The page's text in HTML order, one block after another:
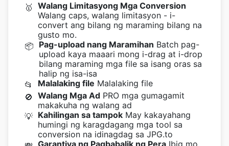
🥇 Walang Limitasyong Mga Conversion
Walang caps, walang limitasyon - i-
convert ang bilang ng maraming bilang na
gusto mo.
📦 Pag-upload nang Maramihan Batch pag-
upload kaya maaari mong i-drag at i-drop
bilang maraming mga file sa isang oras sa
halip ng isa-isa
📂
Malalaking file Malalaking file
🚫 Walang Mga Ad PRO mga gumagamit
makakuha ng walang ad
💡 Kahilingan sa tampok May kakayahang
humingi ng karagdagang mga tool sa
conversion na idinagdag sa JPG.to
Garantiya ng Pagbabalik ng Pera Ibig mo